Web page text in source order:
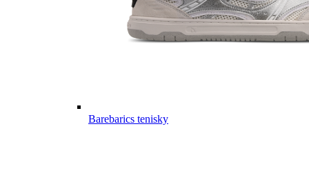
Barebarics tenisky